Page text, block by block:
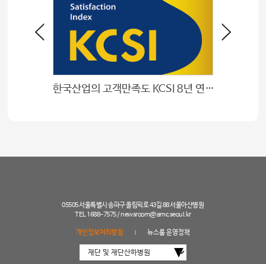
한국산업의 고객만족도 KCSI 8년 연속 1위
05505 서울특별시 송파구 올림픽로 43길 88 서울아산병원
TEL 1688-7575 /newsroom@amc.seoul.kr
개인정보처리방침 뉴스룸 운영정책